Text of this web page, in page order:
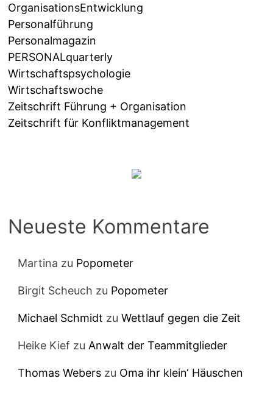
OrganisationsEntwicklung
Personalführung
Personalmagazin
PERSONALquarterly
Wirtschaftspsychologie
Wirtschaftswoche
Zeitschrift Führung + Organisation
Zeitschrift für Konfliktmanagement
Neueste Kommentare
Martina zu Popometer
Birgit Scheuch zu Popometer
Michael Schmidt zuWettlauf gegen die Zeit
Heike Kief zu Anwalt der Teammitglieder
Thomas Webers zu Oma ihr klein‘ Häuschen